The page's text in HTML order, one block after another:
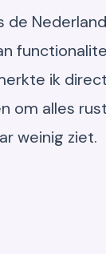
de
ik
om alles
weinig ziet.